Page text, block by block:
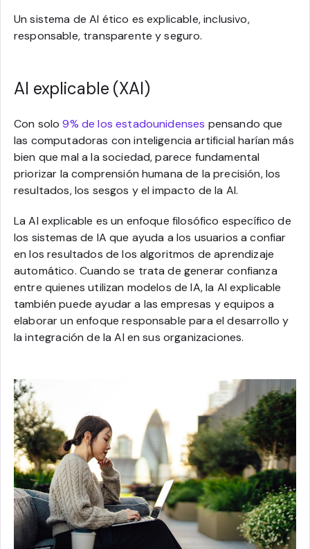
Un sistema de AI ético es explicable, inclusivo,
responsable, transparente y seguro.
AI explicable (XAI)
Con solo9% de los estadounidenses pensando que
las computadoras con inteligencia artificial harían más
bien que mal a la sociedad, parece fundamental
priorizar la comprensión humana de la precisión, los
resultados, los sesgos y el impacto de la AI.
La AI explicable es un enfoque filosófico específico de
los sistemas de IA que ayuda a los usuarios a confiar
en los resultados de los algoritmos de aprendizaje
automático. Cuando se trata de generar confianza
entre quienes utilizan modelos de IA, la AI explicable
también puede ayudar a las empresas y equipos a
elaborar un enfoque responsable para el desarrollo y
la integración de la AI en sus organizaciones.